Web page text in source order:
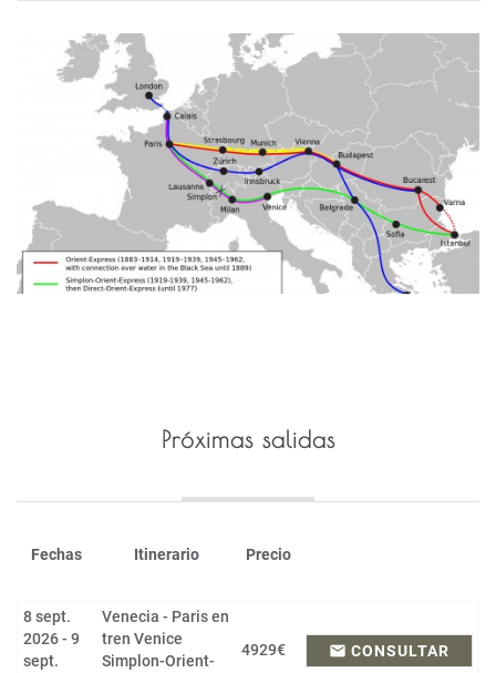
Próximas salidas
Fechas Itinerario Precio
8 sept.
2026 - 9
sept.
Venecia - Paris en
tren Venice
Simplon-Orient-
4929€ email CONSULTAR